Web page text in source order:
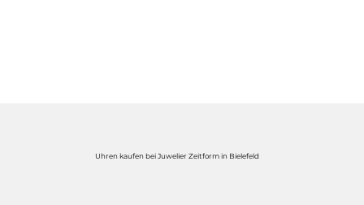
Uhren kaufen bei Juwelier Zeitform in Bielefeld